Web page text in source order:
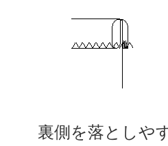
裏側を落としや